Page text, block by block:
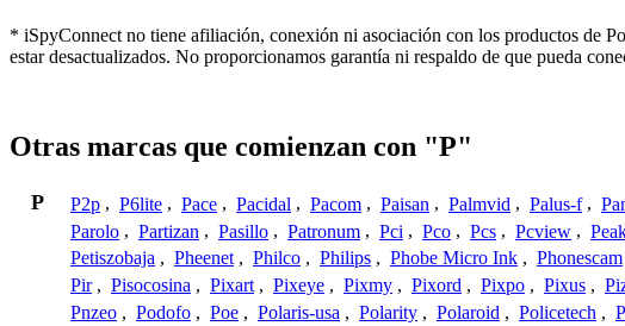
* iSpyConnect no tiene afiliación, conexión ni asociación con los productos de
estar desactualizados. No proporcionamos garantía ni respaldo de que pueda
Otras marcas que comienzan con "P"
P P2p , P6lite , Pace , Pacidal , Pacom , Paisan , Palmvid , Palus-f ,
Parolo , Partizan , Pasillo , Patronum , Pci , Pco , Pcs , Pcview ,
Petiszobaja , Pheenet , Philco , Philips , Phobe Micro Ink , Phonescam
Pir , Pisocosina , Pixart , Pixeye , Pixmy , Pixord , Pixpo , Pixus ,
Pnzeo , Podofo , Poe , Polaris-usa , Polarity , Polaroid , Policetech ,